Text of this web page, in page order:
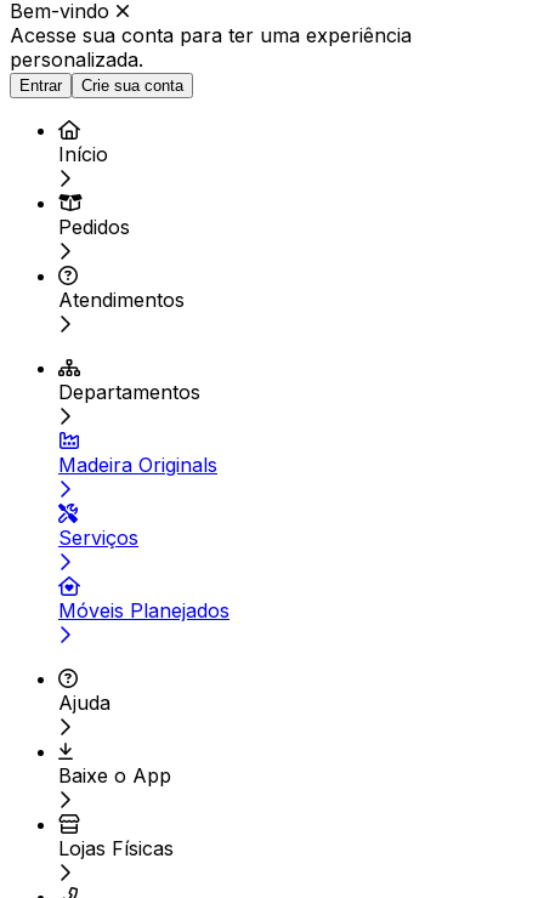
Bem-vindo
Acesse sua conta para ter uma experiência
personalizada.
Entrar Crie sua conta
Início
Pedidos
Atendimentos
Departamentos
Madeira Originals
Serviços
Móveis Planejados
Ajuda
Baixe o App
Lojas Físicas